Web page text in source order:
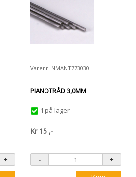
Varenr: NMANT773030
PIANOTRÅD 3,0MM
1 på lager
Kr 15 ,-